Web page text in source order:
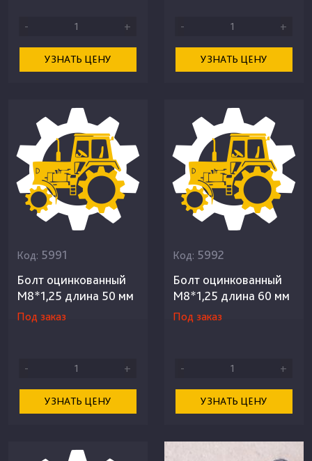
- +
УЗНАТЬ ЦЕНУ
- +
УЗНАТЬ ЦЕНУ
Код: 5991
Болт оцинкованный
М8*1,25 длина 50 мм
Под заказ
- +
УЗНАТЬ ЦЕНУ
Код: 5992
Болт оцинкованный
М8*1,25 длина 60 мм
Под заказ
- +
УЗНАТЬ ЦЕНУ